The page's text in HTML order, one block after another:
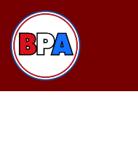
naar
de
inhoud